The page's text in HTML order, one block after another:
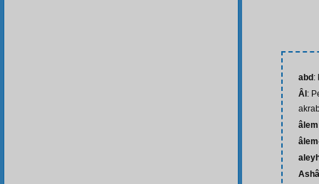
abd :
Âl :
âlem